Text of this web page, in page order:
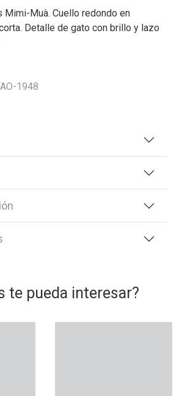
Mimi-Muà. Cuello redondo en
Detalle de gato con brillo y lazo
1948
te pueda interesar?